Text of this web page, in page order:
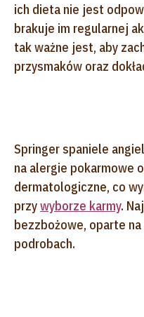
ich dieta nie jest
brakuje im regularnej
tak ważne jest, aby
przysmaków oraz
Springer spaniele
na alergie pokarmowe
dermatologiczne, co
przywyborze karmy.
bezzbożowe, oparte
podrobach.